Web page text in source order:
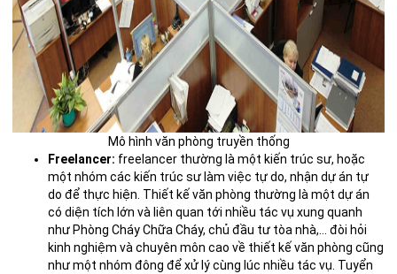
Mô hình văn phòng truyền thống
Freelancer: freelancer thường là một kiến trúc sư, hoặc
một nhóm các kiến trúc sư làm việc tự do, nhận dự án tự
do để thực hiện. Thiết kế văn phòng thường là một dự án
có diện tích lớn và liên quan tới nhiều tác vụ xung quanh
như Phòng Cháy Chữa Cháy, chủ đầu tư tòa nhà,… đòi hỏi
kinh nghiệm và chuyên môn cao về thiết kế văn phòng cũng
như một nhóm đông để xử lý cùng lúc nhiều tác vụ. Tuyển